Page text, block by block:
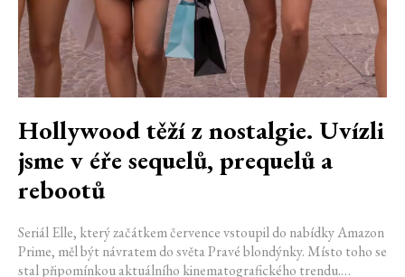
Hollywood těží z nostalgie. Uvízli
jsme v éře sequelů, prequelů a
rebootů
Seriál Elle, který začátkem července vstoupil do nabídky Amazon
Prime, měl být návratem do světa Pravé blondýnky. Místo toho se
stal připomínkou aktuálního kinematografického trendu.